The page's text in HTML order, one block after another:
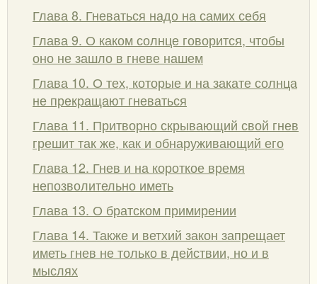
Глава 8. Гневаться надо на самих себя
Глава 9. О каком солнце говорится, чтобы
оно не зашло в гневе нашем
Глава 10. О тех, которые и на закате солнца
не прекращают гневаться
Глава 11. Притворно скрывающий свой гнев
грешит так же, как и обнаруживающий его
Глава 12. Гнев и на короткое время
непозволительно иметь
Глава 13. О братском примирении
Глава 14. Также и ветхий закон запрещает
иметь гнев не только в действии, но и в
мыслях